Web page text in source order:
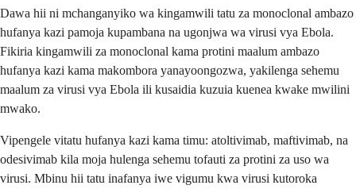
Dawa hii ni mchanganyiko wa kingamwili tatu za monoclonal ambazo
hufanya kazi pamoja kupambana na ugonjwa wa virusi vya Ebola.
Fikiria kingamwili za monoclonal kama protini maalum ambazo
hufanya kazi kama makombora yanayoongozwa, yakilenga sehemu
maalum za virusi vya Ebola ili kusaidia kuzuia kuenea kwake mwilini
mwako.
Vipengele vitatu hufanya kazi kama timu: atoltivimab, maftivimab, na
odesivimab kila moja hulenga sehemu tofauti za protini za uso wa
virusi. Mbinu hii tatu inafanya iwe vigumu kwa virusi kutoroka